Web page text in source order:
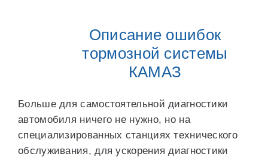
Описание ошибок
тормозной системы
КАМАЗ
Больше для самостоятельной диагностики
автомобиля ничего не нужно, но на
специализированных станциях технического
обслуживания, для ускорения диагностики